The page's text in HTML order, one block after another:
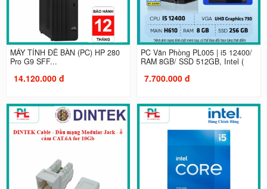
MÁY TÍNH ĐỂ BÀN (PC) HP 280
Pro G9 SFF...
14.120.000 đ
PC Văn Phòng PL005 | i5 12400/
RAM 8GB/ SSD 512GB, Intel (
7.700.000 đ